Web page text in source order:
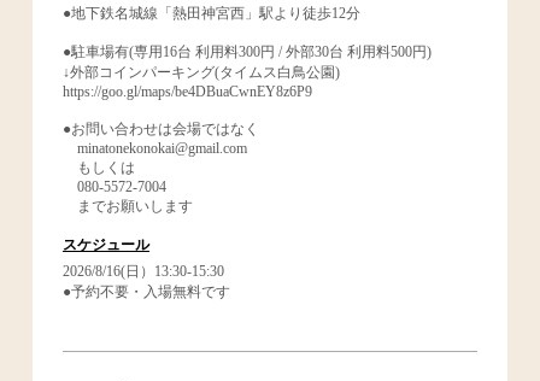
●地下鉄名城線「熱田神宮西」駅より徒歩12分
●駐車場有(専用16台 利用料300円 / 外部30台 利用料500円)
↓外部コインパーキング(タイムス白鳥公園)
https://goo.gl/maps/be4DBuaCwnEY8z6P9
●お問い合わせは会場ではなく
minatonekonokai@gmail.com
もしくは
080-5572-7004
までお願いします
スケジュール
2026/8/16(日）13:30-15:30
●予約不要・入場無料です